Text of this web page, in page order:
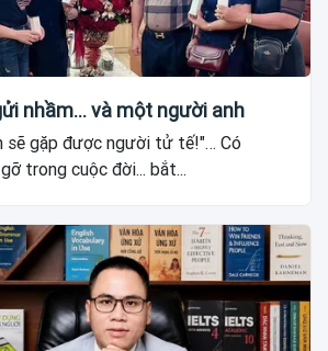
nhầm... và một người anh
sẽ gặp được người tử tế!"… Có
trong cuộc đời... bắt...